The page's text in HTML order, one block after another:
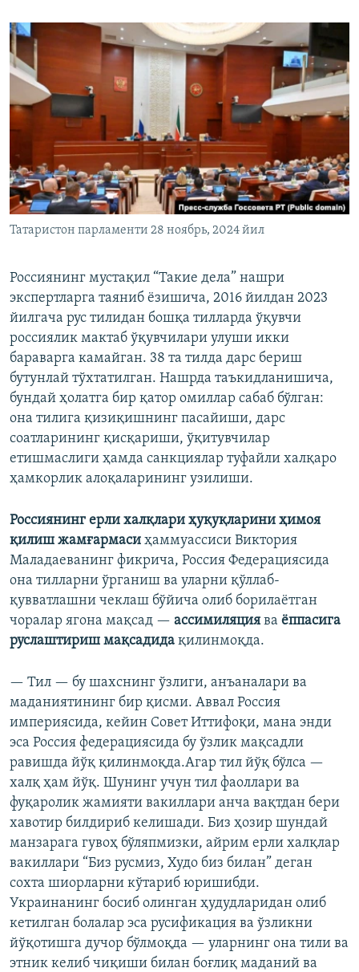
Татаристон парламенти 28 ноябрь, 2024 йил
Россиянинг мустақил “Такие дела” нашри
экспертларга таяниб ёзишича, 2016 йилдан 2023
йилгача рус тилидан бошқа тилларда ўқувчи
россиялик мактаб ўқувчилари улуши икки
бараварга камайган. 38 та тилда дарс бериш
бутунлай тўхтатилган. Нашрда таъкидланишича,
бундай ҳолатга бир қатор омиллар сабаб бўлган:
она тилига қизиқишнинг пасайиши, дарс
соатларининг қисқариши, ўқитувчилар
етишмаслиги ҳамда санкциялар туфайли халқаро
ҳамкорлик алоқаларининг узилиши.
Россиянинг ерли халқлари ҳуқуқларини ҳимоя
қилиш жамғармаси ҳаммуассиси Виктория
Маладаеванинг фикрича, Россия Федерациясида
она тилларни ўрганиш ва уларни қўллаб-
қувватлашни чеклаш бўйича олиб борилаётган
чоралар ягона мақсад — ассимиляция ва ёппасига
руслаштириш мақсадида қилинмоқда.
— Тил — бу шахснинг ўзлиги, анъаналари ва
маданиятининг бир қисми. Аввал Россия
империясида, кейин Совет Иттифоқи, мана энди
эса Россия федерациясида бу ўзлик мақсадли
равишда йўқ қилинмоқда.Агар тил йўқ бўлса —
халқ ҳам йўқ. Шунинг учун тил фаоллари ва
фуқаролик жамияти вакиллари анча вақтдан бери
хавотир билдириб келишади. Биз ҳозир шундай
манзарага гувоҳ бўляпмизки, айрим ерли халқлар
вакиллари “Биз русмиз, Худо биз билан” деган
сохта шиорларни кўтариб юришибди.
Украинанинг босиб олинган ҳудудларидан олиб
кетилган болалар эса русификация ва ўзликни
йўқотишга дучор бўлмоқда — уларнинг она тили ва
этник келиб чиқиши билан боғлиқ маданий ва